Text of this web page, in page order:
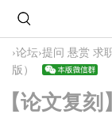
›论坛›提问 悬赏 求
版）
【论文复